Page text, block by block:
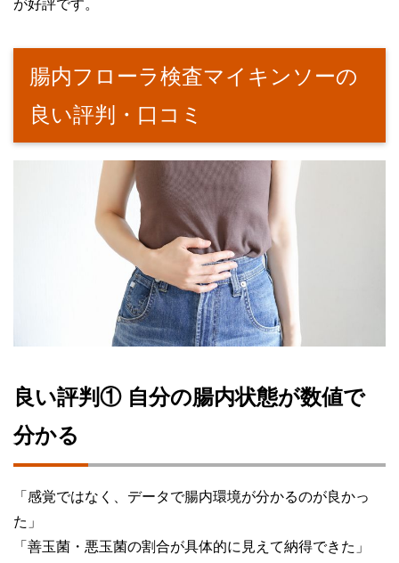
が好評です。
腸内フローラ検査マイキンソーの
良い評判・口コミ
良い評判① 自分の腸内状態が数値で
分かる
「感覚ではなく、データで腸内環境が分かるのが良かっ
た」
「善玉菌・悪玉菌の割合が具体的に見えて納得できた」